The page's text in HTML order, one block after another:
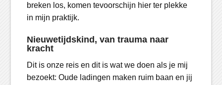
breken los, komen tevoorschijn hier ter plekke
in mijn praktijk.
Nieuwetijdskind, van trauma naar
kracht
Dit is onze reis en dit is wat we doen als je mij
bezoekt: Oude ladingen maken ruim baan en jij